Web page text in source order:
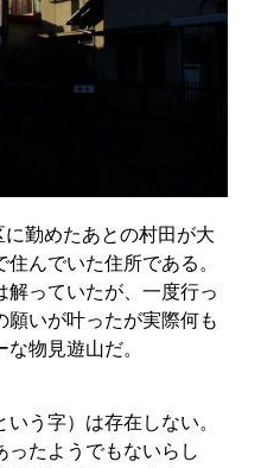
勤めたあとの村田が大
んでいた住所である。
解っていたが、一度行っ
願いが叶ったが実際何も
物見遊山だ。
う字）は存在しない。
ったようでもないらし